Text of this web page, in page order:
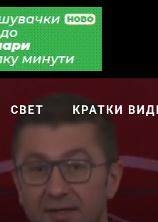
СВЕТ КРАТКИ